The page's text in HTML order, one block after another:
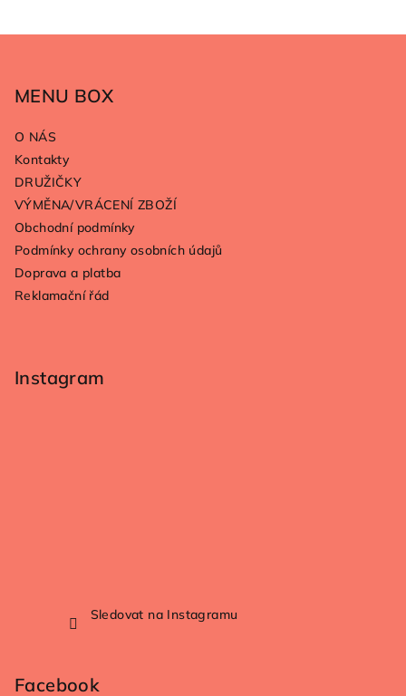
MENU BOX
O NÁS
Kontakty
DRUŽIČKY
VÝMĚNA/VRÁCENÍ ZBOŽÍ
Obchodní podmínky
Podmínky ochrany osobních údajů
Doprava a platba
Reklamační řád
Instagram
Sledovat na Instagramu
Facebook